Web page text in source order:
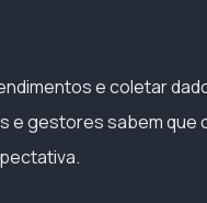
e coletar
e gestores sabem que